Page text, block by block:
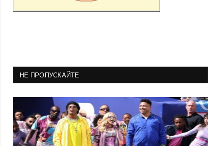
НЕ ПРОПУСКАЙТЕ